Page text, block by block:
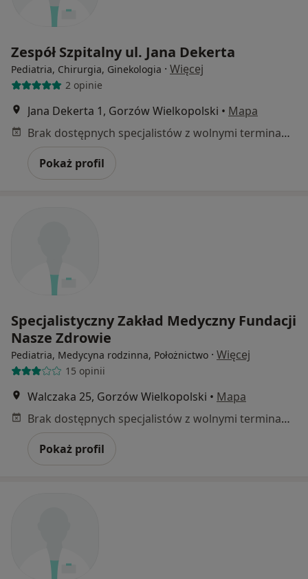
Zespół Szpitalny ul. Jana Dekerta
Pediatria, Chirurgia, Ginekologia · Więcej
2 opinie
Jana Dekerta 1, Gorzów Wielkopolski • Mapa
Brak dostępnych specjalistów z wolnymi terminami w tym centrum medycznym.
Pokaż profil
Specjalistyczny Zakład Medyczny Fundacji
Nasze Zdrowie
Pediatria, Medycyna rodzinna, Położnictwo · Więcej
15 opinii
Walczaka 25, Gorzów Wielkopolski • Mapa
Brak dostępnych specjalistów z wolnymi terminami w tym centrum medycznym.
Pokaż profil